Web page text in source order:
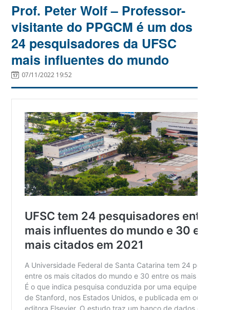
Prof. Peter Wolf – Professor-
visitante do PPGCM é um dos
24 pesquisadores da UFSC
mais influentes do mundo
07/11/2022 19:52